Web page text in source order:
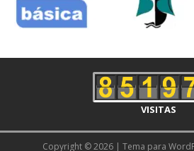
VISITAS
Copyright © 2026 | Tema para